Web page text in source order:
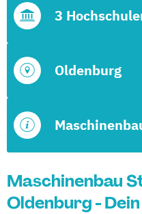
Oldenburg
3
Maschinenbau
Oldenburg -